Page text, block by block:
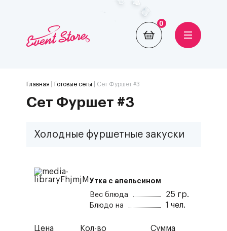
0
Главная | Готовые сеты Cет Фуршет #3
Cет Фуршет #3
Холодные фуршетные закуски
Утка с апельсином
Вес блюда
25 гр.
Блюдо на 1 чел.
Цена Кол-во Сумма